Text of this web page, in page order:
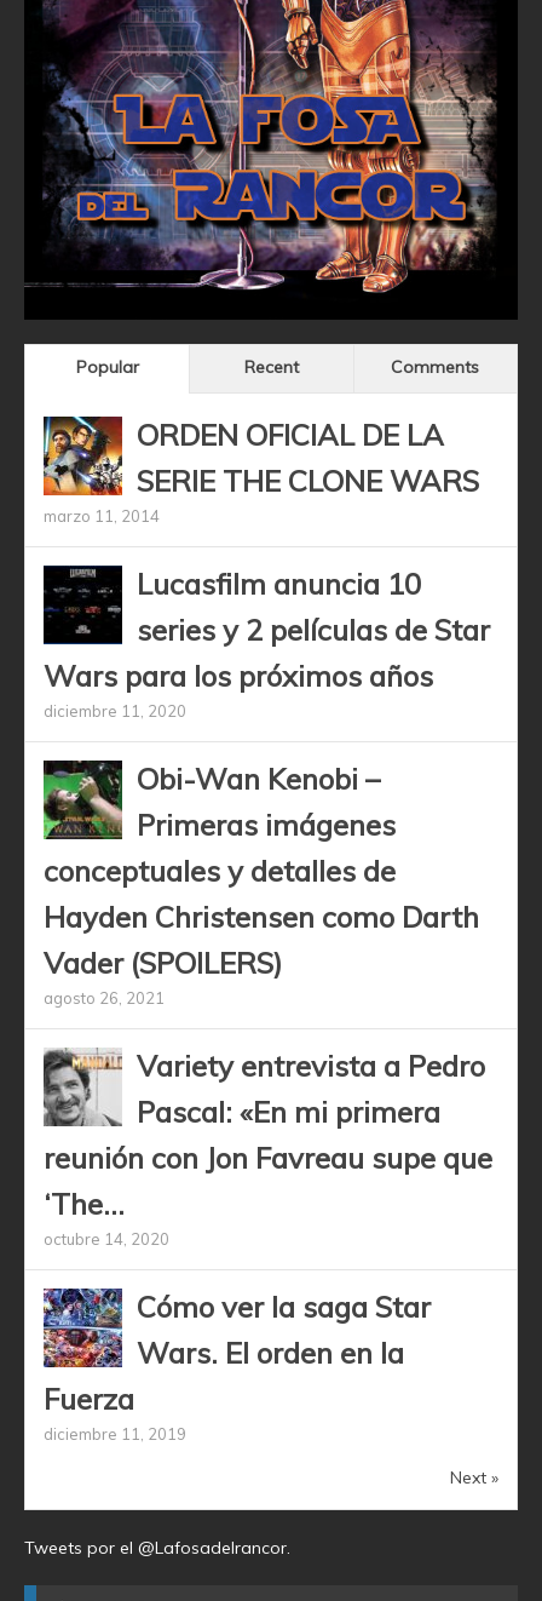
Popular Recent Comments
ORDEN OFICIAL DE LA
SERIE THE CLONE WARS
marzo 11, 2014
Lucasfilm anuncia 10
series y 2 películas de Star
Wars para los próximos años
diciembre 11, 2020
Obi-Wan Kenobi –
Primeras imágenes
conceptuales y detalles de
Hayden Christensen como Darth
Vader (SPOILERS)
agosto 26, 2021
Variety entrevista a Pedro
Pascal: «En mi primera
reunión con Jon Favreau supe que
‘The...
octubre 14, 2020
Cómo ver la saga Star
Wars. El orden en la
Fuerza
diciembre 11, 2019
Next »
Tweets por el @Lafosadelrancor.